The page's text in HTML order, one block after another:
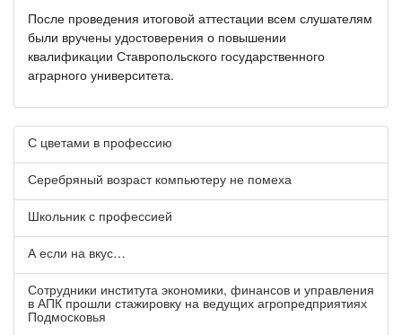
После проведения итоговой аттестации всем слушателям
были вручены удостоверения о повышении
квалификации Ставропольского государственного
аграрного университета.
С цветами в профессию
Серебряный возраст компьютеру не помеха
Школьник с профессией
А если на вкус…
Сотрудники института экономики, финансов и управления
в АПК прошли стажировку на ведущих агропредприятиях
Подмосковья